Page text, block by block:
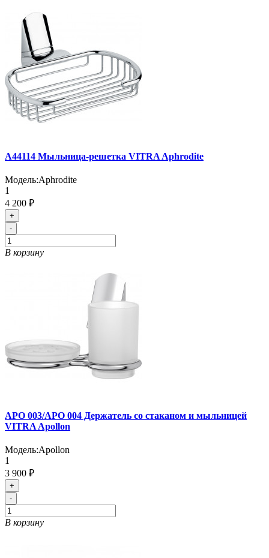
A44114 Мыльница-решетка VITRA Aphrodite
Модель:Aphrodite
1
4 200 ₽
+
-
В корзину
APO 003/APO 004 Держатель со стаканом и мыльницей
VITRA Apollon
Модель:Apollon
1
3 900 ₽
+
-
В корзину